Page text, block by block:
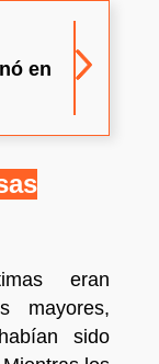
en
eran
mayores,
sido